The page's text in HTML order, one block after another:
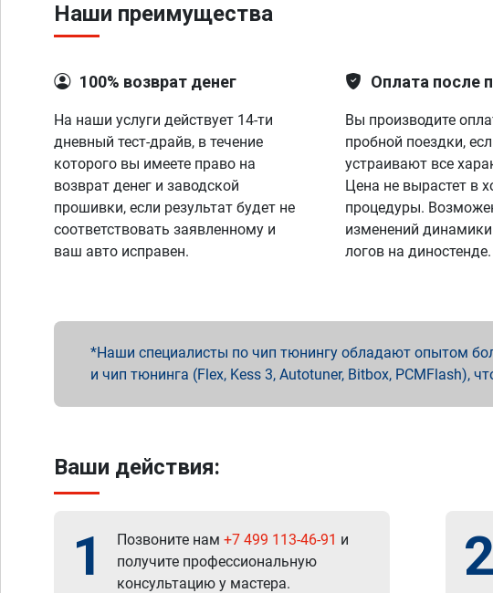
Наши преимущества
100% возврат денег
На наши услуги действует 14-ти
дневный тест-драйв, в течение
которого вы имеете право на
возврат денег и заводской
прошивки, если результат будет не
соответствовать заявленному и
ваш авто исправен.
Оплата после
Вы производите
пробной поездки,
устраивают все
Цена не вырастет в
процедуры.
изменений динамики
логов на диностенде.
Наши специалисты по чип тюнингу обладают опытом
и чип тюнинга (Flex, Kess 3, Autotuner, Bitbox, PCMFlash),
Ваши действия:
1 Позвоните нам +7 499 113-46-91 и
получите профессиональную
консультацию у мастера.
2